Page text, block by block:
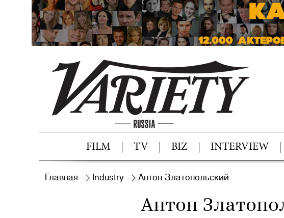
FILM TV BIZ INTERVIEW
Главная Industry Антон Златопольский
Антон